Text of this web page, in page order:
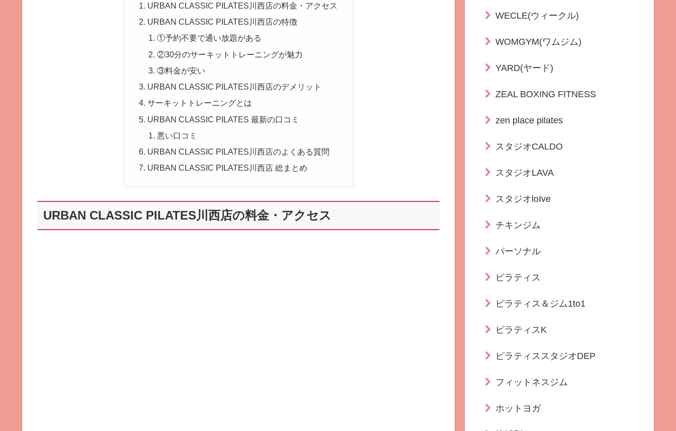
URBAN CLASSIC PILATES川西店の料金・アクセス
URBAN CLASSIC PILATES川西店の特徴
①予約不要で通い放題がある
②30分のサーキットトレーニングが魅力
③料金が安い
URBAN CLASSIC PILATES川西店のデメリット
サーキットトレーニングとは
URBAN CLASSIC PILATES 最新の口コミ
悪い口コミ
URBAN CLASSIC PILATES川西店のよくある質問
URBAN CLASSIC PILATES川西店 総まとめ
URBAN CLASSIC PILATES川西店の料金・アクセス
WECLE(ウィークル)
WOMGYM(ワムジム)
YARD(ヤード)
ZEAL BOXING FITNESS
zen place pilates
スタジオCALDO
スタジオLAVA
スタジオloIve
チキンジム
パーソナル
ピラティス
ピラティス＆ジム1to1
ピラティスK
ピラティススタジオDEP
フィットネスジム
ホットヨガ